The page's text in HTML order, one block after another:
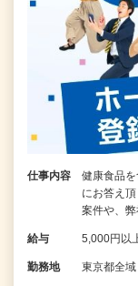
仕事内容
健康食品
にお答え
案件や、
給与 5,000円以
勤務地 東京都全域